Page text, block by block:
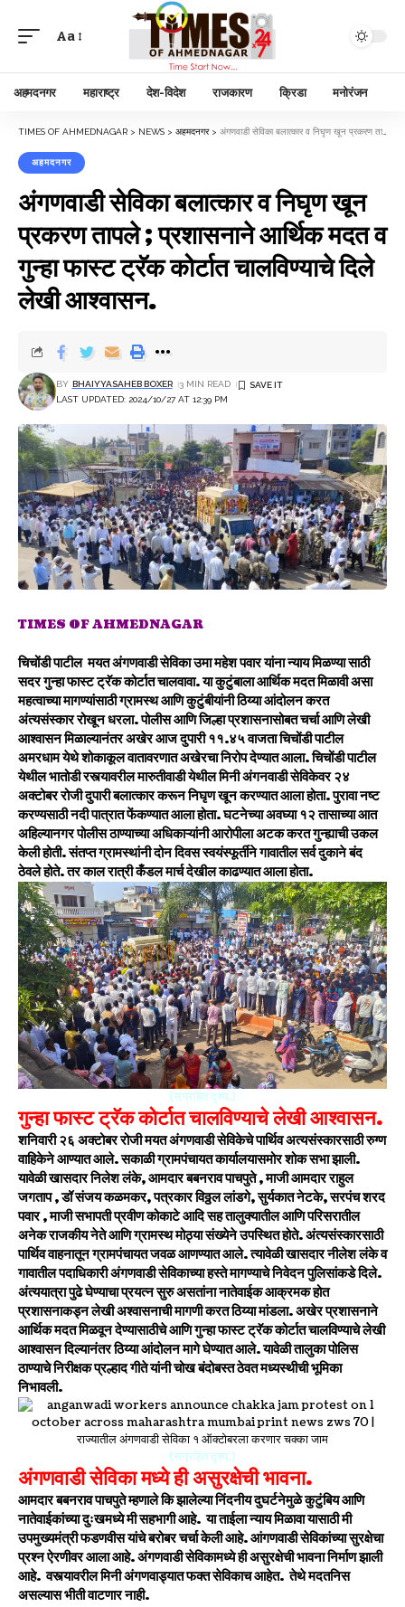
Aa
अहमदनगर महाराष्ट्र देश-विदेश राजकारण क्रिडा मनोरंजन
TIMES OF AHMEDNAGAR > NEWS > अहमदनगर> अंगणवाडी सेविका बलात्कार व निघृण खून प्रकरण तापले ; प्रशासनाने आर्थिक मदत व गुन्हा फास्ट ट्रॅक कोर्टात चालविण्याचे दिले लेखी आश्वासन.
अहमदनगर
अंगणवाडी सेविका बलात्कार व निघृण खून
प्रकरण तापले ; प्रशासनाने आर्थिक मदत व
गुन्हा फास्ट ट्रॅक कोर्टात चालविण्याचे दिले
लेखी आश्वासन.
LAST UPDATED: 2024/10/27 AT 12:39 PM
BY BHAIYYASAHEB BOXER 3 MIN READ
TIMES OF AHMEDNAGAR
चिचोंडी पाटील मयत अंगणवाडी सेविका उमा महेश पवार यांना न्याय मिळण्या साठी
सदर गुन्हा फास्ट ट्रॅक कोर्टात चालवावा. या कुटुंबाला आर्थिक मदत मिळावी असा
महत्वाच्या मागण्यांसाठी ग्रामस्थ आणि कुटुंबीयांनी ठिय्या आंदोलन करत
अंत्यसंस्कार रोखून धरला. पोलीस आणि जिल्हा प्रशासनासोबत चर्चा आणि लेखी
आश्वासन मिळाल्यानंतर अखेर आज दुपारी ११.४५ वाजता चिचोंडी पाटील
अमरधाम येथे शोकाकूल वातावरणात अखेरचा निरोप देण्यात आला. चिचोंडी पाटील
येथील भातोडी रस्त्यावरील मारुतीवाडी येथील मिनी अंगनवाडी सेविकेवर २४
अक्टोबर रोजी दुपारी बलात्कार करून निघृण खून करण्यात आला होता. पुरावा नष्ट
करण्यसाठी नदी पात्रात फेंकण्यात आला होता. घटनेच्या अवघ्या १२ तासाच्या आत
अहिल्यानगर पोलीस ठाण्याच्या अधिकाऱ्यांनी आरोपीला अटक करत गुन्ह्याची उकल
केली होती. संतप्त ग्रामस्थांनी दोन दिवस स्वयंस्फूर्तीने गावातील सर्व दुकाने बंद
ठेवले होते. तर काल रात्री कँडल मार्च देखील काढण्यात आला होता.
(संग्रहित दृश्य.)
गुन्हा फास्ट ट्रॅक कोर्टात चालविण्याचे लेखी आश्वासन.
शनिवारी २६ अक्टोबर रोजी मयत अंगणवाडी सेविकेचे पार्थिव अत्यसंस्कारसाठी रुग्ण
वाहिकेने आण्यात आले. सकाळी ग्रामपंचायत कार्यालयासमोर शोक सभा झाली.
यावेळी खासदार निलेश लंके, आमदार बबनराव पाचपुते , माजी आमदार राहुल
जगताप , डॉ संजय कळमकर, पत्रकार विठ्ठल लांडगे, सुर्यकात नेटके, सरपंच शरद
पवार , माजी सभापती प्रवीण कोकाटे आदि सह तालुक्यातील आणि परिसरातील
अनेक राजकीय नेते आणि ग्रामस्थ मोठ्या संख्येने उपस्थित होते. अंत्यसंस्कारसाठी
पार्थिव वाहनातून ग्रामपंचायत जवळ आणण्यात आले. त्यावेळी खासदार नीलेश लंके व
गावातील पदाधिकारी अंगणवाडी सेविकाच्या हस्ते मागण्याचे निवेदन पुलिसांकडे दिले.
अंत्ययात्रा पुढे घेण्याचा प्रयत्न सुरु असतांना नातेवाईक आक्रमक होत
प्रशासनाकड्न लेखी अश्वासनाची मागणी करत ठिय्या मांडला. अखेर प्रशासनाने
आर्थिक मदत मिळवून देण्यासाठीचे आणि गुन्हा फास्ट ट्रॅक कोर्टात चालविण्याचे लेखी
आश्वासन दिल्यानंतर ठिय्या आंदोलन मागे घेण्यात आले. यावेळी तालुका पोलिस
ठाण्याचे निरीक्षक प्रल्हाद गीते यांनी चोख बंदोबस्त ठेवत मध्यस्थीची भूमिका
निभावली.
(संग्रहित दृश्य.)
अंगणवाडी सेविका मध्ये ही असुरक्षेची भावना.
आमदार बबनराव पाचपुते म्हणाले कि झालेल्या निंदनीय दुघर्टनेमुळे कुटुंबिय आणि
नातेवाईकांच्या दुःखमध्ये मी सहभागी आहे. या ताईला न्याय मिळावा यासाठी मी
उपमुख्यमंत्री फडणवीस यांचे बरोबर चर्चा केली आहे. आंगणवाडी सेविकांच्या सुरक्षेचा
प्रश्न ऐरणीवर आला आहे. अंगणवाडी सेविकामध्ये ही असुरक्षेची भावना निर्माण झाली
आहे. वस्त्यावरील मिनी अंगणवाड्यात फक्त सेविकाच आहेत. तेथे मदतनिस
असल्यास भीती वाटणार नाही.